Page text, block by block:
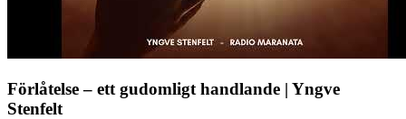
Förlåtelse – ett gudomligt handlande | Yngve
Stenfelt